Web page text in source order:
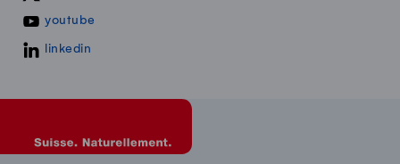
youtube
linkedin